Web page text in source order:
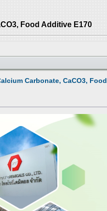
Food Additive E170
Carbonate, CaCO3, Food